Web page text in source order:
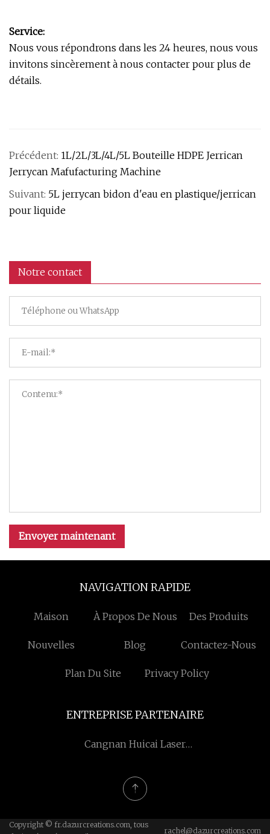
Service:
Nous vous répondrons dans les 24 heures, nous vous
invitons sincèrement à nous contacter pour plus de
détails.
Précédent: 1L/2L/3L/4L/5L Bouteille HDPE Jerrican
Jerrycan Mafufacturing Machine
Suivant: 5L jerrycan bidon d'eau en plastique/jerrican
pour liquide
Notre contact
Envoyer maintenant
NAVIGATION RAPIDE
Maison À Propos De Nous Des Produits
Nouvelles Blog Contactez-Nous
Plan Du Site Privacy Policy
ENTREPRISE PARTENAIRE
Cangnan Huicai Laser
Co.,Ltd
Copyright © fr.dazurcreations.com, tous
rachel@dazurcreations.com